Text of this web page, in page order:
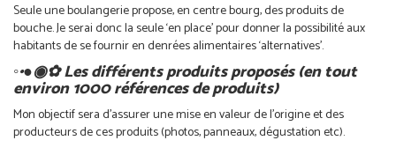
Seule une boulangerie propose, en centre bourg, des produits de
bouche. Je serai donc la seule ‘en place’ pour donner la possibilité aux
habitants de se fournir en denrées alimentaires ‘alternatives’.
◦•●◉✿ Les différents produits proposés (en tout
environ 1000 références de produits)
Mon objectif sera d’assurer une mise en valeur de l’origine et des
producteurs de ces produits (photos, panneaux, dégustation etc).